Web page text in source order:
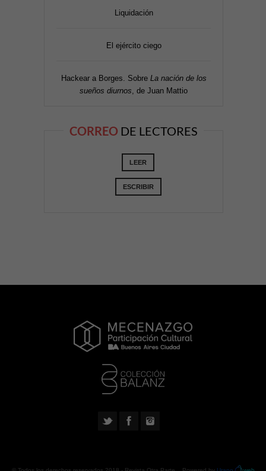
Liquidación
El ejército ciego
Hackear a Borges. Sobre La nación de los
sueños diurnos , de Juan Mattio
CORREO DE LECTORES
LEER
ESCRIBIR